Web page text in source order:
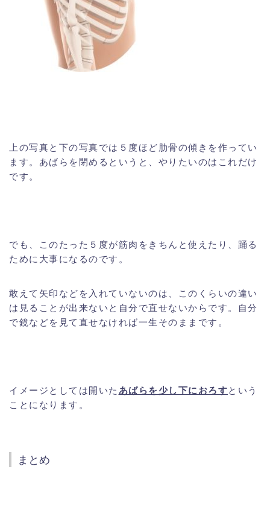
上の写真と下の写真では５度ほど肋骨の傾きを作ってい
ます。あばらを閉めるというと、やりたいのはこれだけ
です。
でも、このたった５度が筋肉をきちんと使えたり、踊る
ために大事になるのです。
敢えて矢印などを入れていないのは、このくらいの違い
は見ることが出来ないと自分で直せないからです。自分
で鏡などを見て直せなければ一生そのままです。
イメージとしては開いた あばらを少し下におろすという
ことになります。
まとめ